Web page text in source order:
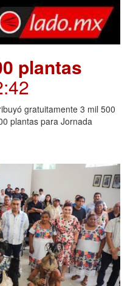
plantas
gratuitamente 3 mil 500
plantas para Jornada